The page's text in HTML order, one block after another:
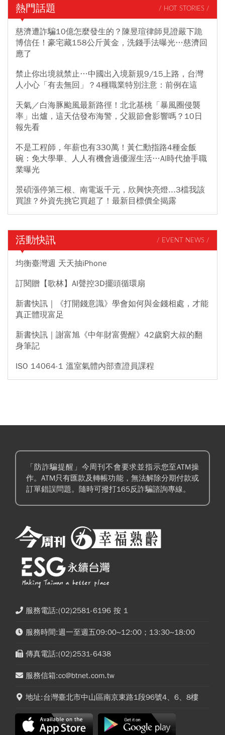
熱門話題 / HOT STORIES /
慈濟遭詐騙10億怎麼發生的？陳昱瑄律師見證嚴下跪
博信任！豪宅藏158公斤黃金，洗錢手法曝光…慈濟回
應了
禁止你出境就禁止…中國出入境新規9/15上路，台灣
人小心「有去無回」？4種職業特別注意：前例在這
天氣／白海豚颱風最新路徑！北北基桃「暴風圈侵襲
率」出爐，這天估發布海警，父親節會影響嗎？10日
報先看
不是工程師，年薪也有330萬！黃仁勳指路4種金飯
碗：免大學畢、人人有機會過優渥生活…AI時代搶手職
業曝光
景碩漲停第三根、南電返千元，欣興快亮燈...3檔我該
買誰？外資先挑它買超了！最新目標價全揭露
活動快訊 / EVENT NEWS /
均衡臺灣週 天天抽iPhone
訂閱贈【歌林】AI聲控3D擺頭循環扇
新書快訊｜《打開錢意識》學會如何與金錢相處，才能
真正體現富足
新書快訊｜謝富旭《中年財富覺醒》42歲窮大叔的翻
身筆記
ISO 14064-1 溫室氣體內部查證員課程
「防詐騙提醒」今周刊不會要求並指示您至ATM操
作。ATM只有匯款及轉帳功能，無法解除分期付款或
訂單錯誤問題。隨時可撥打165反詐騙諮詢專線。
服務電話:(02)2581-6196 按 1
服務時間:週一至週五09:00~12:00；13:30~18:00
傳真電話:(02)2531-6438
服務信箱:cc@btnet.com.tw
地址:台灣臺北市中山區南京東路1段96號4、6、8樓